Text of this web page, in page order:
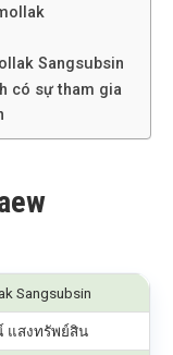
Sangsubsin
có sự tham gia
Sangsubsin
แสงทรัพย์สิน